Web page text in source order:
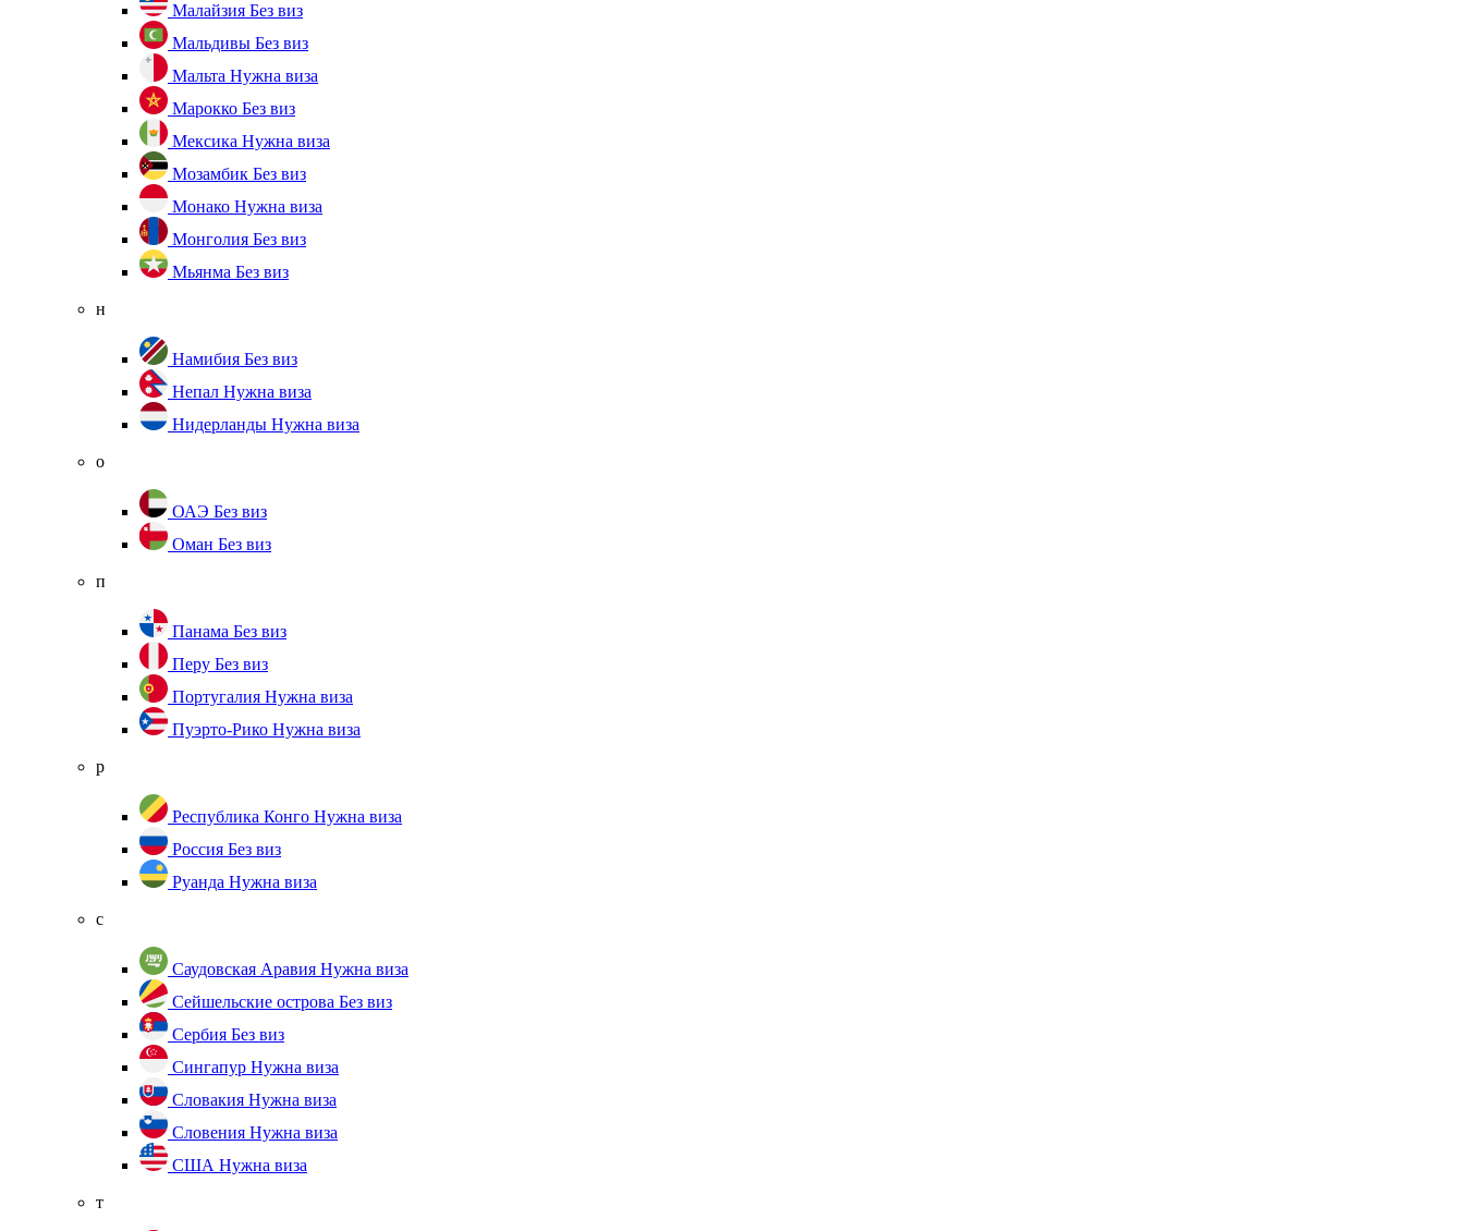
Малайзия Без виз
Мальдивы Без виз
Мальта Нужна виза
Марокко Без виз
Мексика Нужна виза
Мозамбик Без виз
Монако Нужна виза
Монголия Без виз
Мьянма Без виз
н
Намибия Без виз
Непал Нужна виза
Нидерланды Нужна виза
о
ОАЭ Без виз
Оман Без виз
п
Панама Без виз
Перу Без виз
Португалия Нужна виза
Пуэрто-Рико Нужна виза
р
Республика Конго Нужна виза
Россия Без виз
Руанда Нужна виза
с
Саудовская Аравия Нужна виза
Сейшельские острова Без виз
Сербия Без виз
Сингапур Нужна виза
Словакия Нужна виза
Словения Нужна виза
США Нужна виза
т